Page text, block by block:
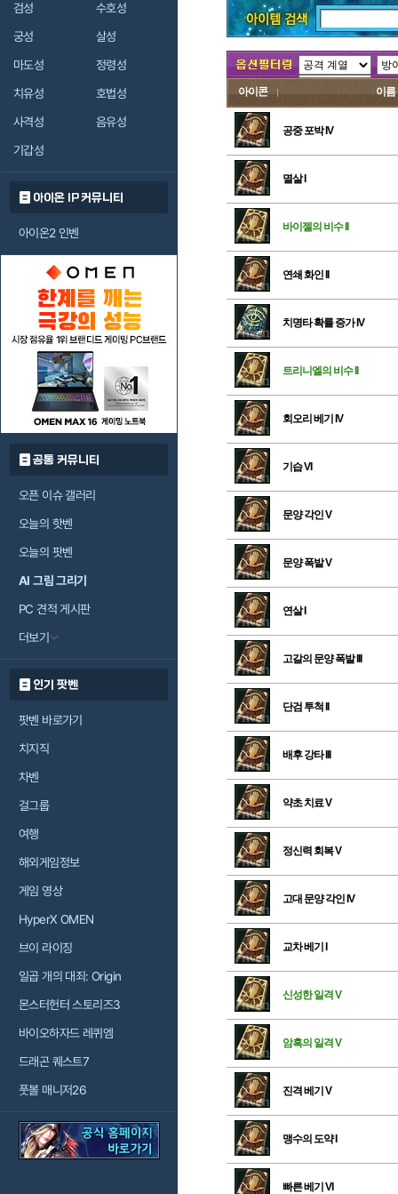
검성
수호성
궁성
살성
마도성
정령성
치유성
호법성
사격성
음유성
기갑성
아이온 IP 커뮤니티
아이온2 인벤
공통 커뮤니티
오픈 이슈 갤러리
오늘의 핫벤
오늘의 팟벤
AI 그림 그리기
PC 견적 게시판
더보기
인기 팟벤
팟벤 바로가기
치지직
차벤
걸그룹
여행
해외게임정보
게임 영상
HyperX OMEN
브이 라이징
일곱 개의 대죄: Origin
몬스터헌터 스토리즈3
바이오하자드 레퀴엠
드래곤 퀘스트7
풋볼 매니저26
아이콘 이름
공중 포박 IV
멸살 I
바이젤의 비수 II
연쇄 화인 II
치명타 확률 증가 IV
트리니엘의 비수 II
회오리 베기 IV
기습 VI
문양 각인 V
문양 폭발 V
연살 I
고갈의 문양 폭발 III
단검 투척 II
배후 강타 III
약초 치료 V
정신력 회복 V
고대 문양 각인 IV
교차 베기 I
신성한 일격 V
암흑의 일격 V
진격 베기 V
맹수의 도약 I
빠른 베기 VI